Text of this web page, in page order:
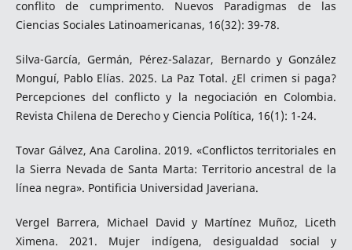
conflito de cumprimento. Nuevos Paradigmas de las
Ciencias Sociales Latinoamericanas, 16(32): 39-78.
Silva-García, Germán, Pérez-Salazar, Bernardo y González
Monguí, Pablo Elías. 2025. La Paz Total. ¿El crimen si paga?
Percepciones del conflicto y la negociación en Colombia.
Revista Chilena de Derecho y Ciencia Política, 16(1): 1-24.
Tovar Gálvez, Ana Carolina. 2019. «Conflictos territoriales en
la Sierra Nevada de Santa Marta: Territorio ancestral de la
línea negra». Pontificia Universidad Javeriana.
Vergel Barrera, Michael David y Martínez Muñoz, Liceth
Ximena. 2021. Mujer indígena, desigualdad social y